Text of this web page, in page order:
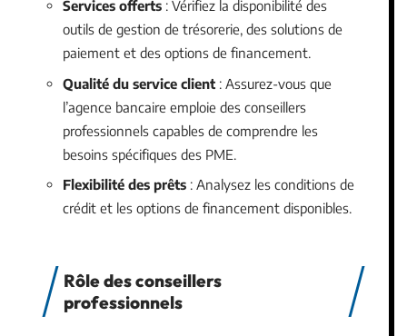
Services offerts : Vérifiez la disponibilité des
outils de gestion de trésorerie, des solutions de
paiement et des options de financement.
Qualité du service client : Assurez-vous que
l’agence bancaire emploie des conseillers
professionnels capables de comprendre les
besoins spécifiques des PME.
Flexibilité des prêts : Analysez les conditions de
crédit et les options de financement disponibles.
Rôle des conseillers
professionnels